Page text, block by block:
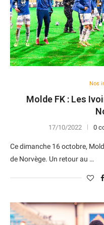
Nos
Molde FK : Les
17/10/2022 0
Ce dimanche 16 octobre,
de Norvège. Un retour au …